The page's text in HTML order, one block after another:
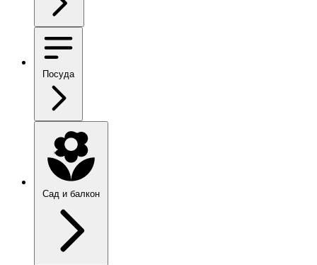
Посуда
Сад и балкон